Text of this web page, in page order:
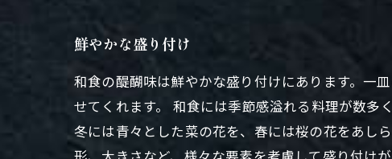
鮮やかな盛り付け
和食の醍醐味は鮮やかな盛り付けにあります。一
せてくれます。 和食には季節感溢れる料理が数多
冬には青々とした菜の花を、春には桜の花をあし